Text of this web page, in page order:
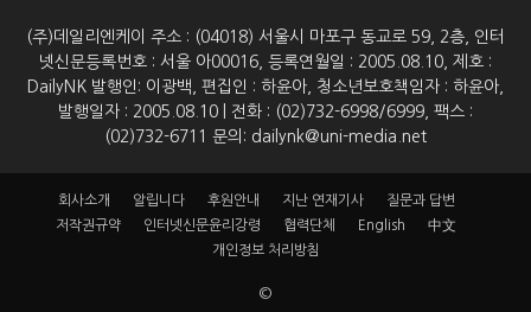
(주)데일리엔케이 주소 : (04018) 서울시 마포구 동교로 59, 2층, 인터
넷신문등록번호 : 서울 아00016, 등록연월일 : 2005.08.10, 제호 :
DailyNK 발행인: 이광백, 편집인 : 하윤아, 청소년보호책임자 : 하윤아,
발행일자 : 2005.08.10 | 전화 : (02)732-6998/6999, 팩스 :
(02)732-6711 문의: dailynk@uni-media.net
회사소개 알립니다 후원안내 지난 연재기사
질문과 답변
저작권규약
인터넷신문윤리강령 협력단체 English
中文
개인정보 처리방침
©